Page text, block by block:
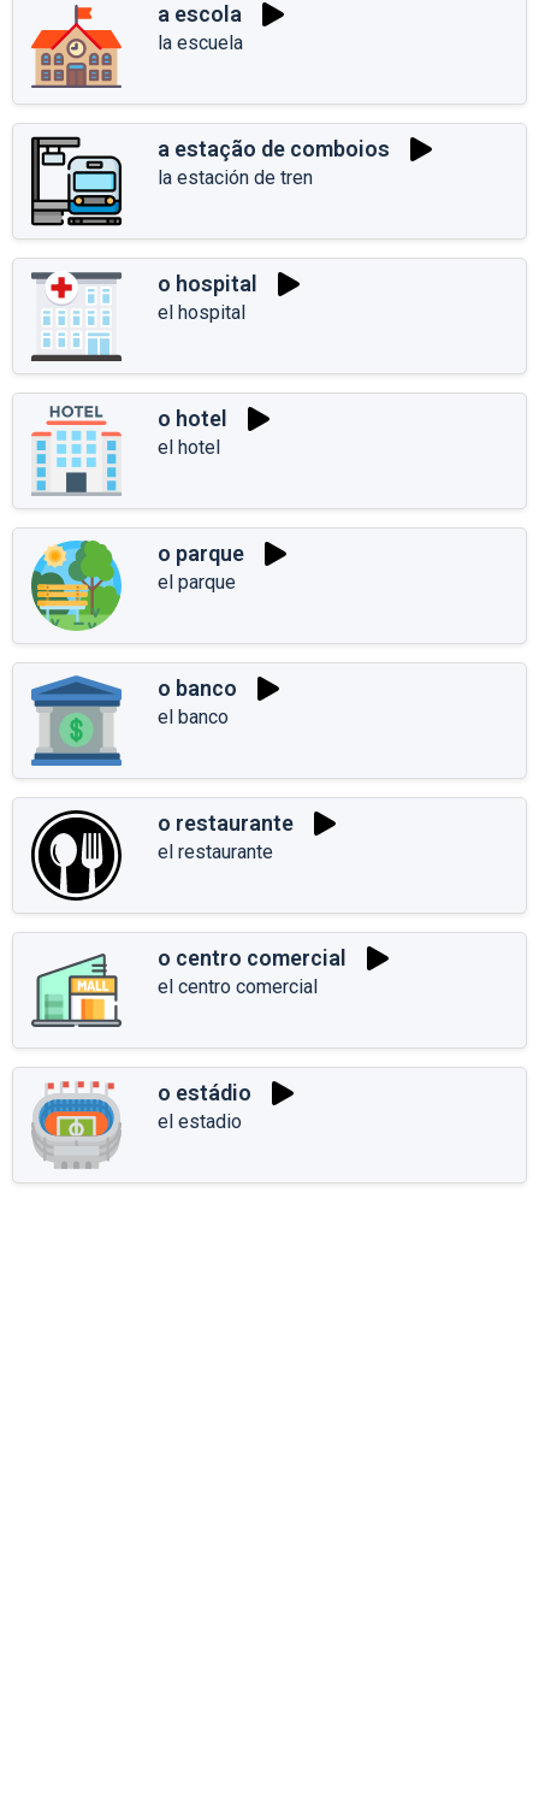
a escola
la escuela
a estação de comboios
la estación de tren
o hospital
el hospital
o hotel
el hotel
o parque
el parque
o banco
el banco
o restaurante
el restaurante
o centro comercial
el centro comercial
o estádio
el estadio